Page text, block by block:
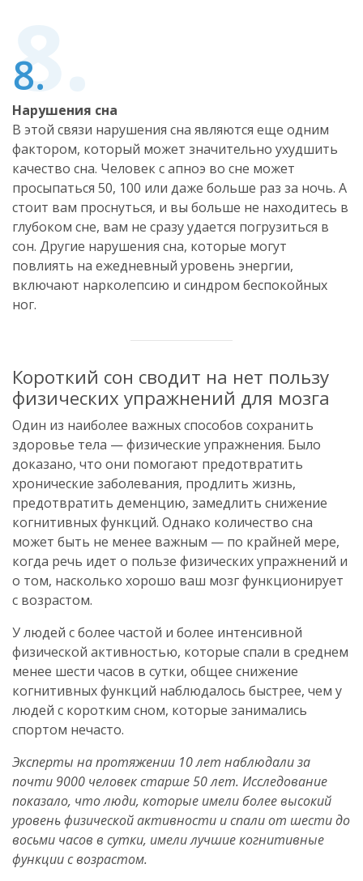
Нарушения сна
В этой связи нарушения сна являются еще одним
фактором, который может значительно ухудшить
качество сна. Человек с апноэ во сне может
просыпаться 50, 100 или даже больше раз за ночь. А
стоит вам проснуться, и вы больше не находитесь в
глубоком сне, вам не сразу удается погрузиться в
сон. Другие нарушения сна, которые могут
повлиять на ежедневный уровень энергии,
включают нарколепсию и синдром беспокойных
ног.
Короткий сон сводит на нет пользу
физических упражнений для мозга
Один из наиболее важных способов сохранить
здоровье тела — физические упражнения. Было
доказано, что они помогают предотвратить
хронические заболевания, продлить жизнь,
предотвратить деменцию, замедлить снижение
когнитивных функций. Однако количество сна
может быть не менее важным — по крайней мере,
когда речь идет о пользе физических упражнений и
о том, насколько хорошо ваш мозг функционирует
с возрастом.
У людей с более частой и более интенсивной
физической активностью, которые спали в среднем
менее шести часов в сутки, общее снижение
когнитивных функций наблюдалось быстрее, чем у
людей с коротким сном, которые занимались
спортом нечасто.
Эксперты на протяжении 10 лет наблюдали за
почти 9000 человек старше 50 лет. Исследование
показало, что люди, которые имели более высокий
уровень физической активности и спали от шести до
восьми часов в сутки, имели лучшие когнитивные
функции с возрастом.